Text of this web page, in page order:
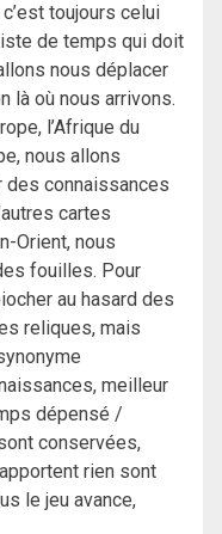
c’est toujours celui
de temps qui doit
nous déplacer
là où nous arrivons.
l’Afrique du
nous allons
des connaissances
cartes
Orient, nous
fouilles. Pour
au hasard des
reliques, mais
meilleur
dépensé /
conservées,
rien sont
le jeu avance,